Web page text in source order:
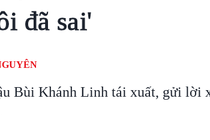
đã sai'
Bùi Khánh Linh tái xuất, gửi lời